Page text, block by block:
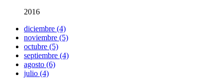
2016
diciembre (4)
noviembre (5)
octubre (5)
septiembre (4)
agosto (6)
julio (4)